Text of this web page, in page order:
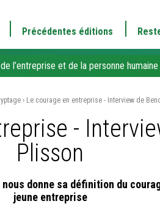
Précédentes éditions
l’entreprise et de la personne humaine
› Le courage en entreprise - Interview de
-
Plisson
donne sa définition du
jeune entreprise